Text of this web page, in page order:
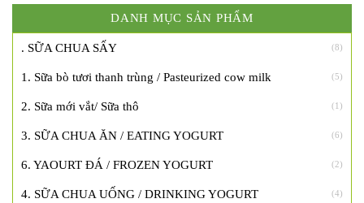
DANH MỤC SẢN PHẨM
. SỮA CHUA SẤY (8)
1. Sữa bò tươi thanh trùng / Pasteurized cow milk (5)
2. Sữa mới vắt/ Sữa thô (1)
3. SỮA CHUA ĂN / EATING YOGURT (6)
6. YAOURT ĐÁ / FROZEN YOGURT (2)
4. SỮA CHUA UỐNG / DRINKING YOGURT (4)